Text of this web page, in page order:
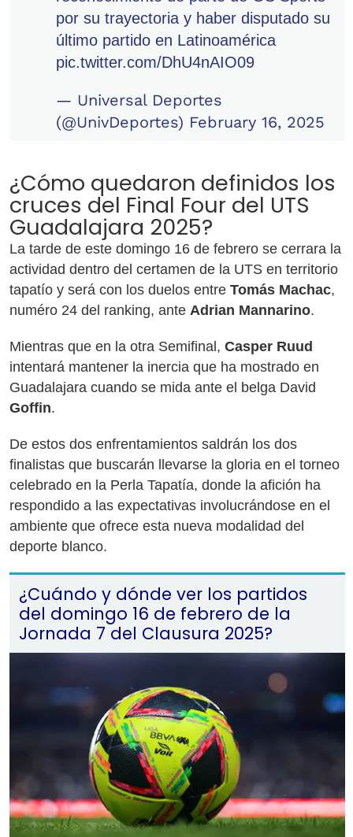
por su trayectoria y haber disputado su
último partido en Latinoamérica
pic.twitter.com/DhU4nAIO09
— Universal Deportes
(@UnivDeportes) February 16, 2025
¿Cómo quedaron definidos los
cruces del Final Four del UTS
Guadalajara 2025?
La tarde de este domingo 16 de febrero se cerrara la
actividad dentro del certamen de la UTS en territorio
tapatío y será con los duelos entre Tomás Machac,
numéro 24 del ranking, ante Adrian Mannarino.
Mientras que en la otra Semifinal, Casper Ruud
intentará mantener la inercia que ha mostrado en
Guadalajara cuando se mida ante el belga David
Goffin.
De estos dos enfrentamientos saldrán los dos
finalistas que buscarán llevarse la gloria en el torneo
celebrado en la Perla Tapatía, donde la afición ha
respondido a las expectativas involucrándose en el
ambiente que ofrece esta nueva modalidad del
deporte blanco.
¿Cuándo y dónde ver los partidos
del domingo 16 de febrero de la
Jornada 7 del Clausura 2025?